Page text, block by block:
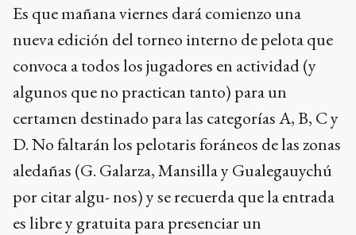
Es que mañana viernes dará comienzo una
nueva edición del torneo interno de pelota que
convoca a todos los jugadores en actividad (y
algunos que no practican tanto) para un
certamen destinado para las categorías A, B, C y
D. No faltarán los pelotaris foráneos de las zonas
aledañas (G. Galarza, Mansilla y Gualegauychú
por citar algu- nos) y se recuerda que la entrada
es libre y gratuita para presenciar un